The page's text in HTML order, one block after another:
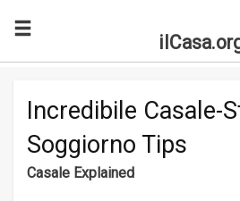
Search for:
Incredibile Casale-
Soggiorno Tips
Casale Explained